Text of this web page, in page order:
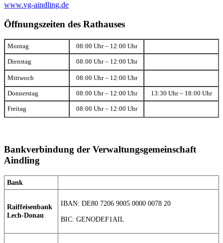
www.vg-aindling.de
Öffnungszeiten des Rathauses
Montag 08:00 Uhr – 12:00 Uhr
Dienstag 08:00 Uhr – 12:00 Uhr
Mittwoch 08:00 Uhr – 12:00 Uhr
Donnerstag 08:00 Uhr – 12:00 Uhr 13:30 Uhr – 18:00 Uhr
Freitag 08:00 Uhr – 12:00 Uhr
Bankverbindung der Verwaltungsgemeinschaft
Aindling
Bank
Raiffeisenbank
Lech-Donau
IBAN: DE80 7206 9005 0000 0078 20
BIC: GENODEF1AIL